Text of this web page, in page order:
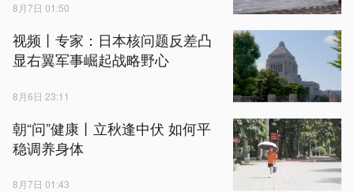
8月7日 01:50
视频丨专家：日本核问题反差凸
显右翼军事崛起战略野心
8月6日 23:11
朝“问”健康丨立秋逢中伏 如何平
稳调养身体
8月7日 01:43